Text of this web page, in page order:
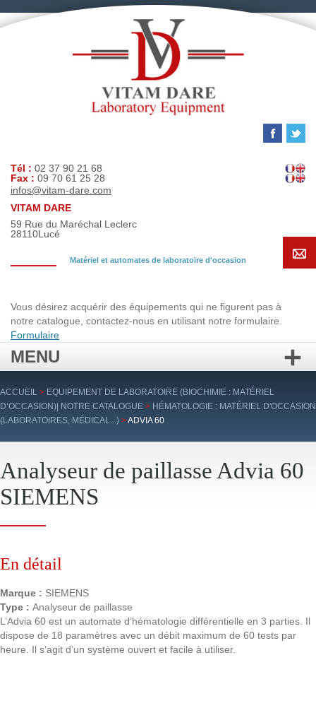
Tél : 02 37 90 21 68
Fax : 09 70 61 25 28
infos@vitam-dare.com
VITAM DARE
59 Rue du Maréchal Leclerc
28110Lucé
Matériel et automates de laboratoire d'occasion
Vous désirez acquérir des équipements qui ne figurent pas à
notre catalogue, contactez-nous en utilisant notre formulaire.
Formulaire
MENU
Aller
au
contenu
ACCUEIL > EQUIPEMENT DE LABORATOIRE (BIOCHIMIE : MATÉRIEL
D’OCCASION)| NOTRE CATALOGUE > HÉMATOLOGIE : MATÉRIEL D'OCCASION
(LABORATOIRES, MÉDICAL...) >ADVIA 60
Analyseur de paillasse Advia 60
SIEMENS
En détail
Marque : SIEMENS
Type : Analyseur de paillasse
L’Advia 60 est un automate d’hématologie différentielle en 3 parties. Il
dispose de 18 paramètres avec un débit maximum de 60 tests par
heure. Il s’agit d’un système ouvert et facile à utiliser.